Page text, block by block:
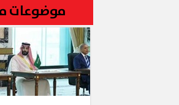
موضوعات